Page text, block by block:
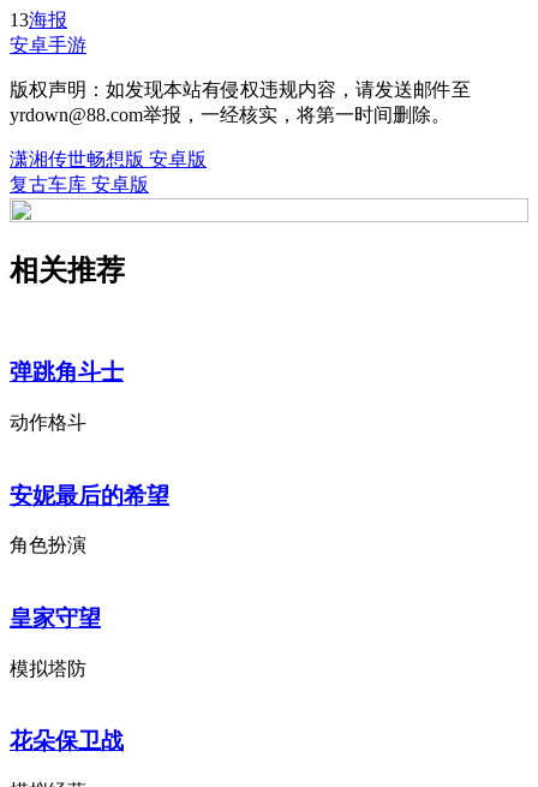
13海报
安卓手游
版权声明：如发现本站有侵权违规内容，请发送邮件至
yrdown@88.com举报，一经核实，将第一时间删除。
潇湘传世畅想版 安卓版
复古车库 安卓版
相关推荐
弹跳角斗士
动作格斗
安妮最后的希望
角色扮演
皇家守望
模拟塔防
花朵保卫战